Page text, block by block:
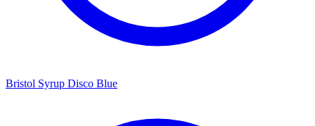
Bristol Syrup Disco Blue